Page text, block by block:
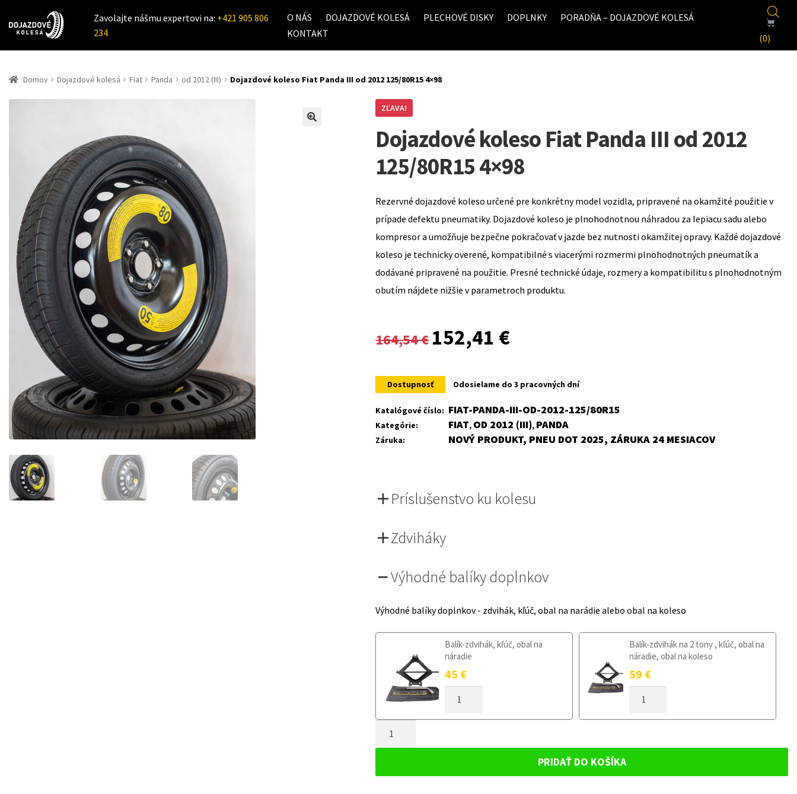
Zavolajte nášmu expertovi na: +421 905 806
234
O NÁS DOJAZDOVÉ KOLESÁ PLECHOVÉ DISKY DOPLNKY
PORADŇA – DOJAZDOVÉ KOLESÁ
KONTAKT
(0)
Domov Dojazdové kolesá Fiat Panda od 2012 (III) Dojazdové koleso Fiat Panda III od 2012 125/80R15 4×98
ZĽAVA!
Dojazdové koleso Fiat Panda III od 2012
125/80R15 4×98
Rezervné dojazdové koleso určené pre konkrétny model vozidla, pripravené na okamžité použitie v
prípade defektu pneumatiky. Dojazdové koleso je plnohodnotnou náhradou za lepiacu sadu alebo
kompresor a umožňuje bezpečne pokračovať v jazde bez nutnosti okamžitej opravy. Každé dojazdové
koleso je technicky overené, kompatibilné s viacerými rozmermi plnohodnotných pneumatík a
dodávané pripravené na použitie. Presné technické údaje, rozmery a kompatibilitu s plnohodnotným
obutím nájdete nižšie v parametroch produktu.
164,54€
Original
was:
164,54 €.
152,41 €
is:
152,41 €.
Dostupnosť Odosielame do 3 pracovných dní
Katalógové číslo: FIAT-PANDA-III-OD-2012-125/80R15
Kategórie: FIAT, OD 2012 (III), PANDA
Záruka: NOVÝ PRODUKT, PNEU DOT 2025, ZÁRUKA 24 MESIACOV
Príslušenstvo ku kolesu
Zdviháky
Výhodné balíky doplnkov
Výhodné balíky doplnkov - zdvihák, kľúč, obal na narádie alebo obal na koleso
Balík-zdvihák, kľúč, obal na
náradie
45 €
DOJAZDOVÉ
III
2012
Balík-zdvihák na 2 tony , kľúč, obal na
náradie, obal na koleso
59 €
DOJAZDOVÉ
III
2012
PRIDAŤ DO KOŠÍKA